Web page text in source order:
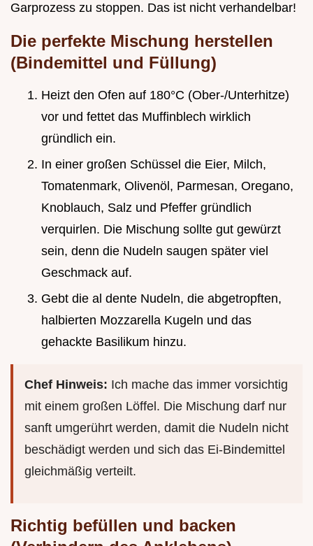
Garprozess zu stoppen. Das ist nicht verhandelbar!
Die perfekte Mischung herstellen
(Bindemittel und Füllung)
Heizt den Ofen auf 180°C (Ober-/Unterhitze)
vor und fettet das Muffinblech wirklich
gründlich ein.
In einer großen Schüssel die Eier, Milch,
Tomatenmark, Olivenöl, Parmesan, Oregano,
Knoblauch, Salz und Pfeffer gründlich
verquirlen. Die Mischung sollte gut gewürzt
sein, denn die Nudeln saugen später viel
Geschmack auf.
Gebt die al dente Nudeln, die abgetropften,
halbierten Mozzarella Kugeln und das
gehackte Basilikum hinzu.
Chef Hinweis: Ich mache das immer vorsichtig
mit einem großen Löffel. Die Mischung darf nur
sanft umgerührt werden, damit die Nudeln nicht
beschädigt werden und sich das Ei-Bindemittel
gleichmäßig verteilt.
Richtig befüllen und backen